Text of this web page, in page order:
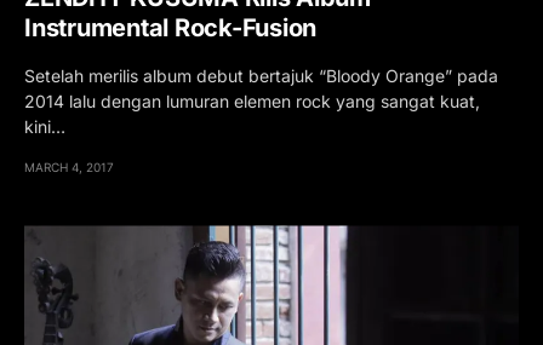
Instrumental Rock-Fusion
Setelah merilis album debut bertajuk “Bloody Orange” pada
2014 lalu dengan lumuran elemen rock yang sangat kuat,
kini…
MARCH 4, 2017